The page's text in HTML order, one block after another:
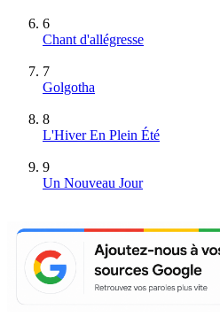
6
Chant d'allégresse
7
Golgotha
8
L'Hiver En Plein Été
9
Un Nouveau Jour